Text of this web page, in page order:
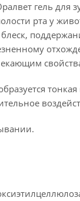
гель для
рта у